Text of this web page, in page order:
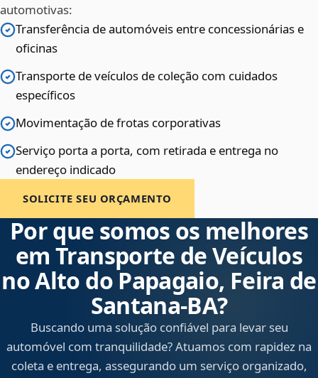
automotivas:
Transferência de automóveis entre concessionárias e
oficinas
Transporte de veículos de coleção com cuidados
específicos
Movimentação de frotas corporativas
Serviço porta a porta, com retirada e entrega no
endereço indicado
SOLICITE SEU ORÇAMENTO
Por que somos os melhores
em Transporte de Veículos
no Alto do Papagaio, Feira de
Santana‑BA?
Buscando uma solução confiável para levar seu
automóvel com tranquilidade? Atuamos com rapidez na
coleta e entrega, assegurando um serviço organizado,